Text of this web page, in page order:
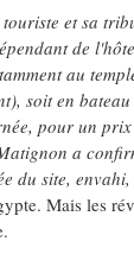
et sa
de
au
soit en
pour un
a
du site,
Mais les